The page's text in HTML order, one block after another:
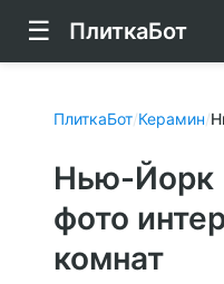
☰ ПлиткаБот
ПлиткаБот/Керамин/
Нью-Йорк
фото
комнат